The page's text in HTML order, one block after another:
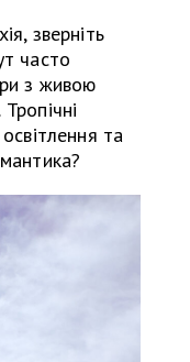
зверніть
часто
з живою
та